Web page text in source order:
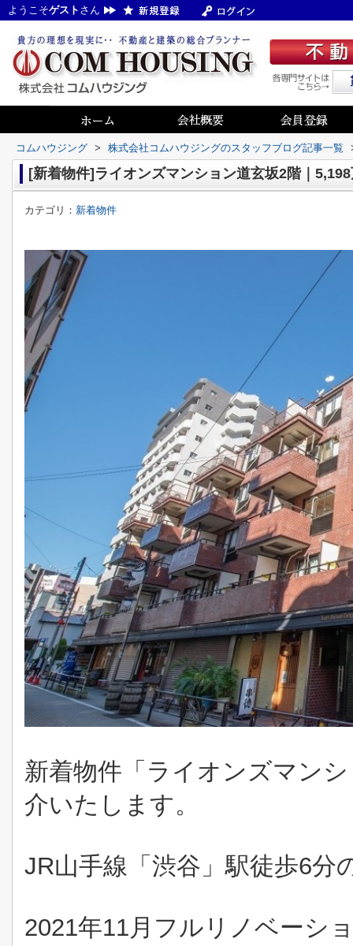
ようこそゲスト さん
コムハウジング > 株式会社コムハウジングのスタッフブログ記事一覧
[新着物件]ライオンズマンション道玄坂2階｜
カテゴリ： 新着物件
新着物件「ライオンズマン
介いたします。
JR山手線「渋谷」駅徒歩6分
2021年11月フルリノベーシ